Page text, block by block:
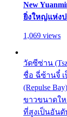
New
ยิ่งใหญ่แห่ง
1,069 views
วัดซีซ่าน
ชื่อ ฉี่ซ้านจี๋
(Repulse
ขาวขนาดให
ที่สูงเป็นอัน